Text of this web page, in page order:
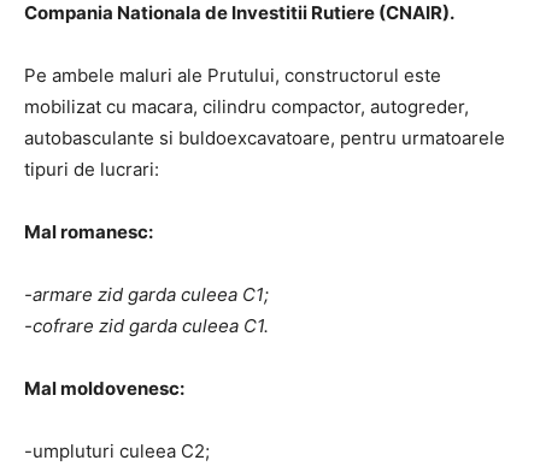
Compania Nationala de Investitii Rutiere (CNAIR).
Pe ambele maluri ale Prutului, constructorul este
mobilizat cu macara, cilindru compactor, autogreder,
autobasculante si buldoexcavatoare, pentru urmatoarele
tipuri de lucrari:
Mal romanesc:
-armare zid garda culeea C1;
-cofrare zid garda culeea C1.
Mal moldovenesc:
-umpluturi culeea C2;